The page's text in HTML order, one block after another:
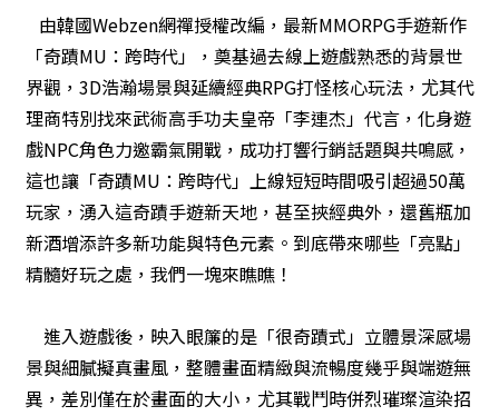
由韓國Webzen網禪授權改編，最新MMORPG手遊新作
「奇蹟MU：跨時代」，奠基過去線上遊戲熟悉的背景世
界觀，3D浩瀚場景與延續經典RPG打怪核心玩法，尤其代
理商特別找來武術高手功夫皇帝「李連杰」代言，化身遊
戲NPC角色力邀霸氣開戰，成功打響行銷話題與共鳴感，
這也讓「奇蹟MU：跨時代」上線短短時間吸引超過50萬
玩家，湧入這奇蹟手遊新天地，甚至挾經典外，還舊瓶加
新酒增添許多新功能與特色元素。到底帶來哪些「亮點」
精髓好玩之處，我們一塊來瞧瞧！
進入遊戲後，映入眼簾的是「很奇蹟式」立體景深感場
景與細膩擬真畫風，整體畫面精緻與流暢度幾乎與端遊無
異，差別僅在於畫面的大小，尤其戰鬥時併烈璀璨渲染招